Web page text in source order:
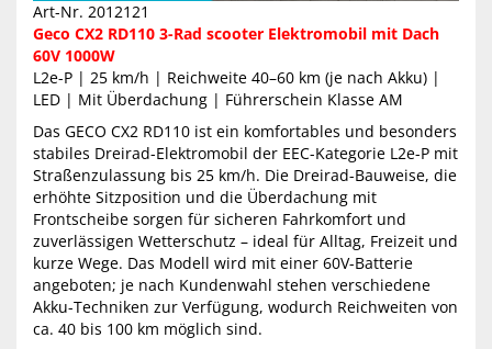
Art-Nr. 2012121
Geco CX2 RD110 3-Rad scooter Elektromobil mit Dach
60V 1000W
L2e-P | 25 km/h | Reichweite 40–60 km (je nach Akku) |
LED | Mit Überdachung | Führerschein Klasse AM
Das GECO CX2 RD110 ist ein komfortables und besonders
stabiles Dreirad-Elektromobil der EEC-Kategorie L2e-P mit
Straßenzulassung bis 25 km/h. Die Dreirad-Bauweise, die
erhöhte Sitzposition und die Überdachung mit
Frontscheibe sorgen für sicheren Fahrkomfort und
zuverlässigen Wetterschutz – ideal für Alltag, Freizeit und
kurze Wege. Das Modell wird mit einer 60V-Batterie
angeboten; je nach Kundenwahl stehen verschiedene
Akku-Techniken zur Verfügung, wodurch Reichweiten von
ca. 40 bis 100 km möglich sind.